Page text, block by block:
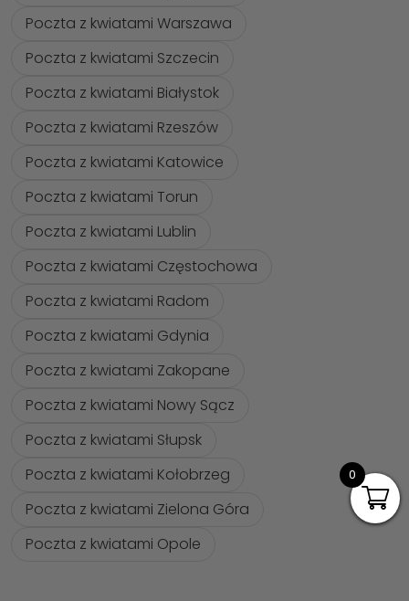
Poczta z kwiatami Warszawa
Poczta z kwiatami Szczecin
Poczta z kwiatami Białystok
Poczta z kwiatami Rzeszów
Poczta z kwiatami Katowice
Poczta z kwiatami Torun
Poczta z kwiatami Lublin
Poczta z kwiatami Częstochowa
Poczta z kwiatami Radom
Poczta z kwiatami Gdynia
Poczta z kwiatami Zakopane
Poczta z kwiatami Nowy Sącz
Poczta z kwiatami Słupsk
Poczta z kwiatami Kołobrzeg
Poczta z kwiatami Zielona Góra
Poczta z kwiatami Opole
0